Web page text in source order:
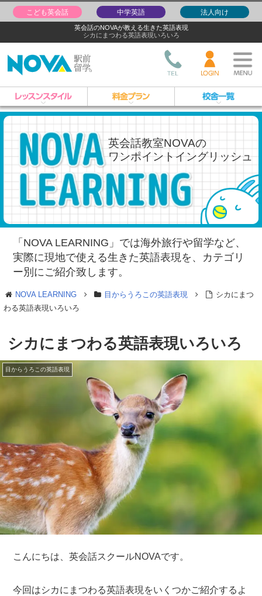
英会話のNOVAが教える生きた英語表現
シカにまつわる英語表現いろいろ
こども英会話 中学英語 法人向け
英会話教室NOVAの
ワンポイントイングリッシュ
「NOVA LEARNING」では海外旅行や留学など、
実際に現地で使える生きた英語表現を、 カテゴリ
ー別にご紹介致します。
NOVA LEARNING 目からうろこの英語表現
シカにまつ
わる英語表現いろいろ
シカにまつわる英語表現いろいろ
目からうろこの英語表現
こんにちは、英会話スクールNOVAです。
今回はシカにまつわる英語表現をいくつかご紹介するよ